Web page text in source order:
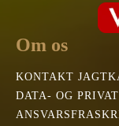
Om os
KONTAKT
DATA- OG